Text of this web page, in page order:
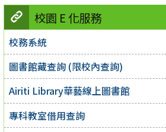
校園 E 化服務
校務系統
圖書館藏查詢 (限校內查詢)
Airiti Library華藝線上圖書館
專科教室借用查詢